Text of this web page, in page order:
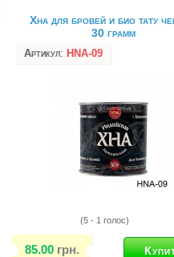
Описание товара
Хна для бровей и био тату
30 грамм
Артикул: HNA-09
(5 - 1 голос)
85.00 грн.